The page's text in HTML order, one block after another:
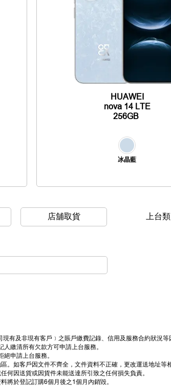
HUAWEI
nova 14 LTE
256GB
冰晶藍
店舖取貨 上台
有及非現有客戶﹞之賬戶繳費記錄、信用及服務合約狀況等
繳清所有欠款方可申請上台服務。
申請上台服務。
。如客戶因文件不齊全，文件資料不正確，更改運送地址等
何因送貨或因貨件未能送達所引致之任何損失負責。
將於登記訂購6個月後之1個月內銷毀。